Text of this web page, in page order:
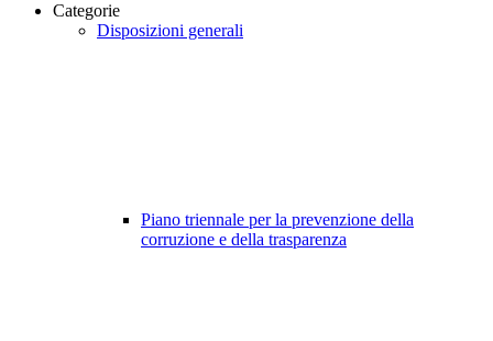
Categorie
Disposizioni generali
Piano triennale per la prevenzione della
corruzione e della trasparenza